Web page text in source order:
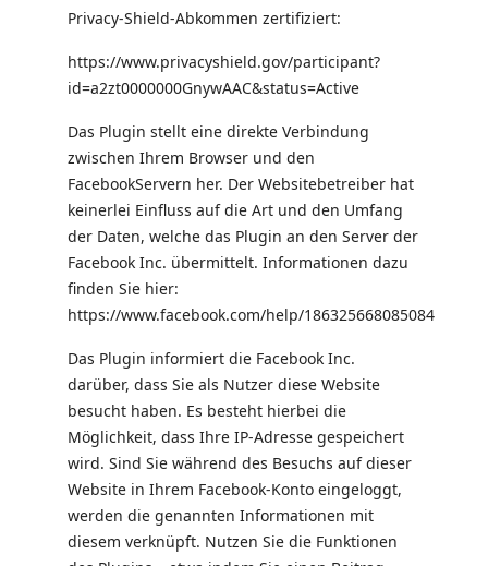
Privacy-Shield-Abkommen zertifiziert:
https://www.privacyshield.gov/participant?
id=a2zt0000000GnywAAC&status=Active
Das Plugin stellt eine direkte Verbindung
zwischen Ihrem Browser und den
FacebookServern her. Der Websitebetreiber hat
keinerlei Einfluss auf die Art und den Umfang
der Daten, welche das Plugin an den Server der
Facebook Inc. übermittelt. Informationen dazu
finden Sie hier:
https://www.facebook.com/help/186325668085084
Das Plugin informiert die Facebook Inc.
darüber, dass Sie als Nutzer diese Website
besucht haben. Es besteht hierbei die
Möglichkeit, dass Ihre IP-Adresse gespeichert
wird. Sind Sie während des Besuchs auf dieser
Website in Ihrem Facebook-Konto eingeloggt,
werden die genannten Informationen mit
diesem verknüpft. Nutzen Sie die Funktionen